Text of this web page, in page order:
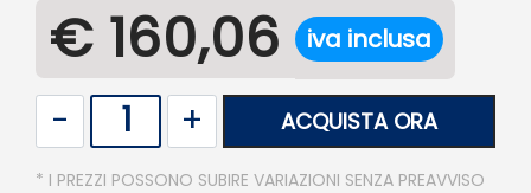
€ 160,06 iva inclusa
Quantità
ACQUISTA ORA
* I PREZZI POSSONO SUBIRE VARIAZIONI SENZA PREAVVISO